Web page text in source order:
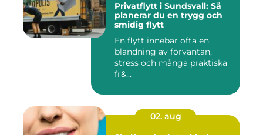
Privatflytt i Sundsvall: Så
planerar du en trygg och
smidig flytt
En flytt innebär ofta en
blandning av förväntan,
stress och många praktiska
fr&...
02. aug